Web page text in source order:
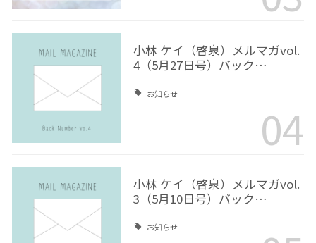
小林 ケイ（啓泉）メルマガvol.
4（5月27日号）バック…
お知らせ
04
小林 ケイ（啓泉）メルマガvol.
3（5月10日号）バック…
お知らせ